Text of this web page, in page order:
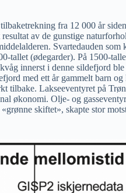
fra 12 000 år
av de gunstige
Svartedauden
tallet (ødegarder). På 1500-
innerst i denne sildefjord
med ett år gammelt barn
tilbake. Lakseeventyret på
økonomi. Olje- og
skiftet», skapte stor